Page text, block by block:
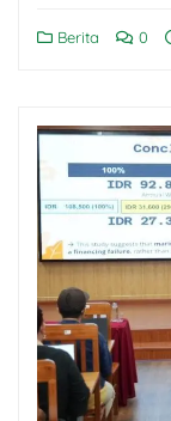
Berita 0